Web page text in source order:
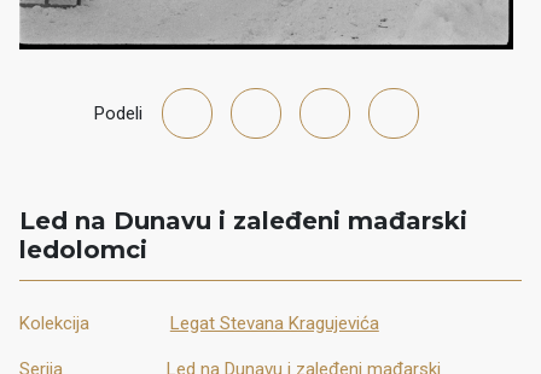
Podeli
Led na Dunavu i zaleđeni mađarski
ledolomci
Kolekcija Legat Stevana Kragujevića